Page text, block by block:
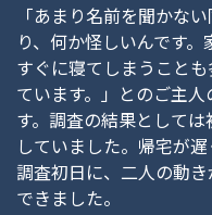
「あまり名前を聞かな
り、何か怪しいんです
すぐに寝てしまうこと
ています。」とのご主
す。調査の結果として
していました。帰宅が
調査初日に、二人の動
できました。